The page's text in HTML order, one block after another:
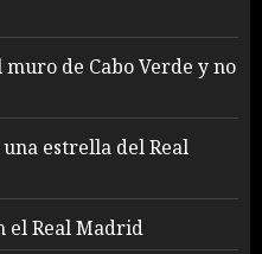
de Cabo Verde y no
estrella del Real
el Real Madrid